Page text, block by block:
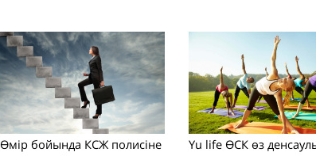
Өмір бойында КСЖ полисіне
Yu life ӨСК өз